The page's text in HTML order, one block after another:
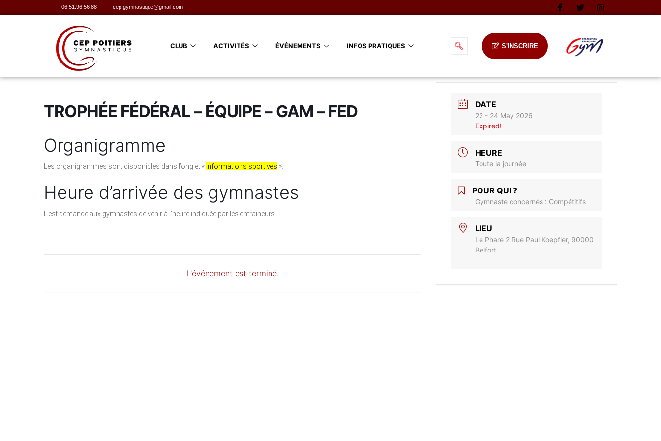
06.51.96.56.88 cep.gymnastique@gmail.com
CLUB ACTIVITÉS ÉVÉNEMENTS INFOS PRATIQUES S'INSCRIRE
TROPHÉE FÉDÉRAL – ÉQUIPE – GAM – FED
Organigramme
Les organigrammes sont disponibles dans l’onglet « informations sportives ».
Heure d’arrivée des gymnastes
Il est demandé aux gymnastes de venir à l’heure indiquée par les entraineurs.
L'événement est terminé.
DATE
22 - 24 May 2026
Expired!
HEURE
Toute la journée
POUR QUI ?
Gymnaste concernés : Compétitifs
LIEU
Le Phare 2 Rue Paul Koepfler, 90000
Belfort